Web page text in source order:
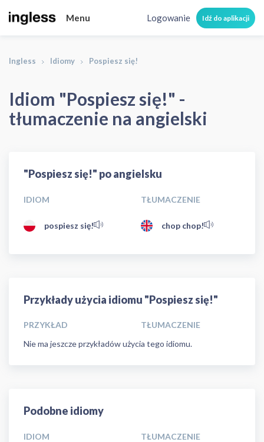
Menu Logowanie Idź do aplikacji
Ingless Idiomy Pospiesz się!
Idiom "Pospiesz się!" -
tłumaczenie na angielski
"Pospiesz się!" po angielsku
IDIOM TŁUMACZENIE
pospiesz się! chop chop!
Przykłady użycia idiomu "Pospiesz się!"
PRZYKŁAD
TŁUMACZENIE
Nie ma jeszcze przykładów użycia tego idiomu.
Podobne idiomy
IDIOM TŁUMACZENIE